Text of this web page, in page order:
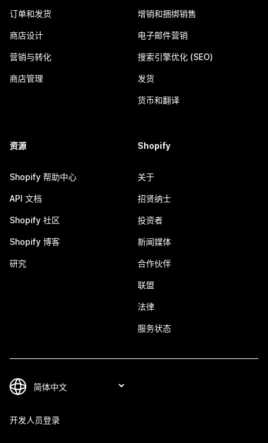
订单和发货
商店设计
营销与转化
商店管理
增销和捆绑销售
电子邮件营销
搜索引擎优化 (SEO)
发货
货币和翻译
资源
Shopify 帮助中心
API 文档
Shopify 社区
Shopify 博客
研究
Shopify
关于
招贤纳士
投资者
新闻媒体
合作伙伴
联盟
法律
服务状态
开发人员登录